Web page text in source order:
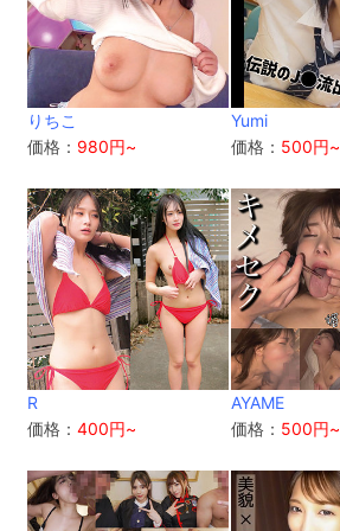
りちこ
価格： 980円~
Yumi
価格： 500円~
R
価格：400円~
AYAME
価格： 500円~